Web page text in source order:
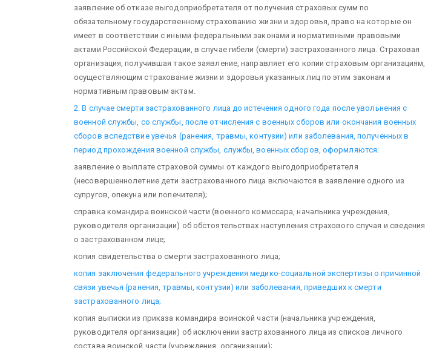
заявление об отказе выгодоприобретателя от получения страховых сумм по
обязательному государственному страхованию жизни и здоровья, право на которые он
имеет в соответствии с иными федеральными законами и нормативными правовыми
актами Российской Федерации, в случае гибели (смерти) застрахованного лица. Страховая
организация, получившая такое заявление, направляет его копии страховым организациям,
осуществляющим страхование жизни и здоровья указанных лиц по этим законам и
нормативным правовым актам.
2. В случае смерти застрахованного лица до истечения одного года после увольнения с
военной службы, со службы, после отчисления с военных сборов или окончания военных
сборов вследствие увечья (ранения, травмы, контузии) или заболевания, полученных в
период прохождения военной службы, службы, военных сборов, оформляются:
заявление о выплате страховой суммы от каждого выгодоприобретателя
(несовершеннолетние дети застрахованного лица включаются в заявление одного из
супругов, опекуна или попечителя);
справка командира воинской части (военного комиссара, начальника учреждения,
руководителя организации) об обстоятельствах наступления страхового случая и сведения
о застрахованном лице;
копия свидетельства о смерти застрахованного лица;
копия заключения федерального учреждения медико-социальной экспертизы о причинной
связи увечья (ранения, травмы, контузии) или заболевания, приведших к смерти
застрахованного лица;
копия выписки из приказа командира воинской части (начальника учреждения,
руководителя организации) об исключении застрахованного лица из списков личного
состава воинской части (учреждения, организации);